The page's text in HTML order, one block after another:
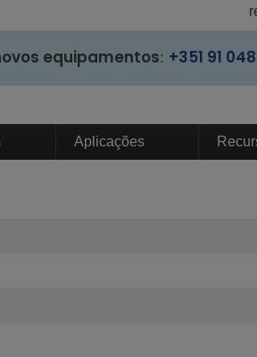
equipamentos: +351 91
Aplicações